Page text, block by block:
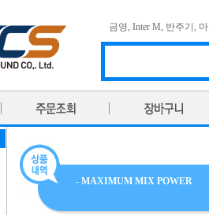
금영, Inter M, 반주기 ,
- MAXIMUM MIX POWER